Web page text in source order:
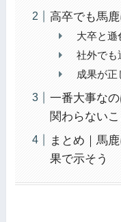
高卒でも馬
大卒と遜
社外でも
成果が正
一番大事な
関わらないこ
まとめ｜馬
果で示そう